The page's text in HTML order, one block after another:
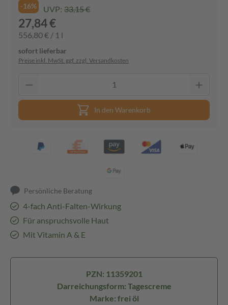
-16% UVP: 33,15 €
27,84 €
556,80 € / 1 l
sofort lieferbar
Preise inkl. MwSt. ggf. zzgl. Versandkosten
In den Warenkorb
Persönliche Beratung
4-fach Anti-Falten-Wirkung
Für anspruchsvolle Haut
Mit Vitamin A & E
PZN: 11359201
Darreichungsform: Tagescreme
Marke: frei öl